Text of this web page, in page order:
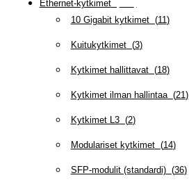
Ethernet-kytkimet(
10 Gigabit kytkimet(11)
Kuitukytkimet(3)
Kytkimet hallittavat(18)
Kytkimet ilman hallintaa(21)
Kytkimet L3(2)
Modulariset kytkimet(14)
SFP-modulit (standardi)(36)